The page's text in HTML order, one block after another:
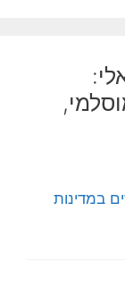
במדינות